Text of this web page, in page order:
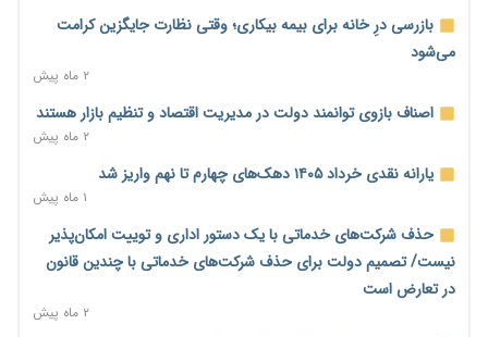
پیش‌بینی افزایش تولید برنج؛ نیاز وارداتی کشور به ۵۰۰ هزار تن
کاهش می‌یابد
۱ روز پیش
امضای تفاهم‌نامه تجاری ایران و پاکستان؛ هدف‌گذاری تجارت ۱۰
اختیارات جدید گمرکات برای تمدید ورود موقت کالا و خودرو تا
پایان شهریور ابلاغ شد
۱ روز پیش
بازرسی درِ خانه برای بیمه بیکاری؛ وقتی نظارت جایگزین کرامت
می‌شود
۲ ماه پیش
اصناف بازوی توانمند دولت در مدیریت اقتصاد و تنظیم بازار هستند
۲ ماه پیش
یارانه نقدی خرداد ۱۴۰۵ دهک‌های چهارم تا نهم واریز شد
۱ ماه پیش
حذف شرکت‌های خدماتی با یک دستور اداری و توییت امکان‌پذیر
نیست/ تصمیم دولت برای حذف شرکت‌های خدماتی با چندین قانون
در تعارض است
۲ ماه پیش